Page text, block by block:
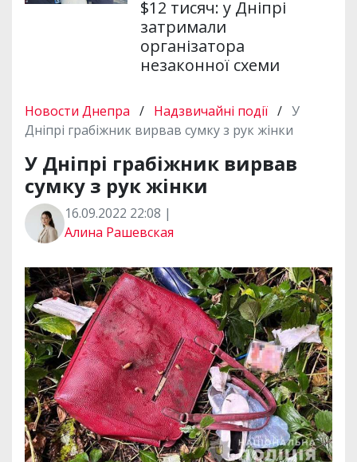
$12 тисяч: у Дніпрі
затримали
організатора
незаконної схеми
Новости Днепра / Надзвичайні події / У
Дніпрі грабіжник вирвав сумку з рук жінки
У Дніпрі грабіжник вирвав
сумку з рук жінки
16.09.2022 22:08 |
Алина Рашевская